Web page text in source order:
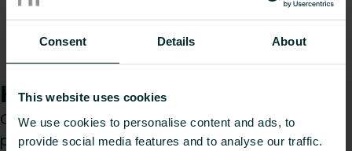
Consent Details About
This website uses cookies
We use cookies to personalise content and ads, to
provide social media features and to analyse our traffic.
Kuidas saame teid aidata?
Olenemata sellest, kas olete spetsialist,
paigaldaja, arhitekt, planeerija, hulgimüüja või